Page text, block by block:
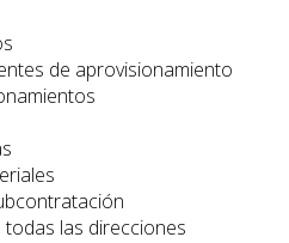
de aprovisionamiento
las direcciones